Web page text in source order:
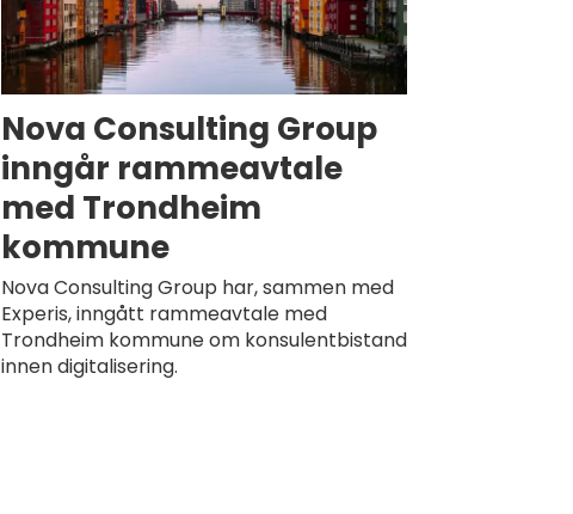
Nova Consulting Group
inngår rammeavtale
med Trondheim
kommune
Nova Consulting Group har, sammen med
Experis, inngått rammeavtale med
Trondheim kommune om konsulentbistand
innen digitalisering.